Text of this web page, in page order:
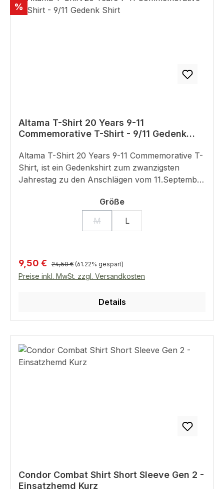
Rabatt
%
Altama T-Shirt 20 Years 9-11
Commemorative T-Shirt - 9/11 Gedenk
Altama T-Shirt 20 Years 9-11 Commemorative T-
Shirt, ist ein Gedenkshirt zum zwanzigsten
Jahrestag zu den Anschlägen vom 11.September
zudem Schriftzug hinte im Nacken sowie die US
Flagge am Ärmel.Details:Material: 100%
Größeauswählen
M
(Diese Option ist zurzeit nicht
L
Verkaufspreis:
9,50 € Regulärer Preis:
24,50 € (61.22% gespart)
Preise inkl. MwSt. zzgl. Versandkosten
Details
Condor Combat Shirt Short Sleeve Gen 2 -
Einsatzhemd Kurz